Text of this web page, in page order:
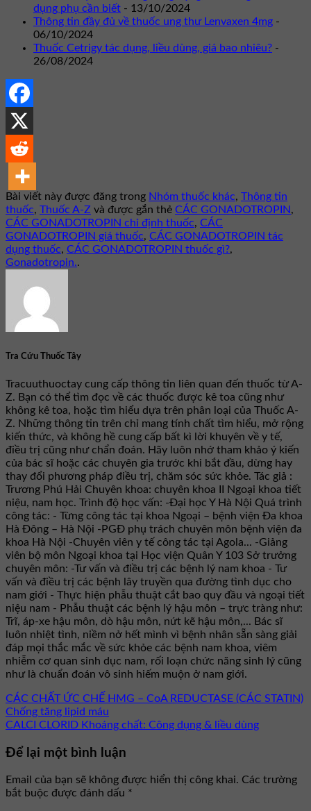
dụng phụ cần biết - 13/10/2024
Thông tin đầy đủ về thuốc ung thư Lenvaxen 4mg -
06/10/2024
Thuốc Cetrigy tác dụng, liều dùng, giá bao nhiêu? -
26/08/2024
Bài viết này được đăng trong Nhóm thuốc khác, Thông tin
thuốc, Thuốc A-Z và được gắn thẻ CÁC GONADOTROPIN,
CÁC GONADOTROPIN chỉ định thuốc, CÁC
GONADOTROPIN giá thuốc, CÁC GONADOTROPIN tác
dụng thuốc, CÁC GONADOTROPIN thuốc gì?,
Gonadotropin..
Tra Cứu Thuốc Tây
Tracuuthuoctay cung cấp thông tin liên quan đến thuốc từ A-
Z. Bạn có thể tìm đọc về các thuốc được kê toa cũng như
không kê toa, hoặc tìm hiểu dựa trên phân loại của Thuốc A-
Z. Những thông tin trên chỉ mang tính chất tìm hiểu, mở rộng
kiến thức, và không hề cung cấp bất kì lời khuyên về y tế,
điều trị cũng như chẩn đoán. Hãy luôn nhớ tham khảo ý kiến
của bác sĩ hoặc các chuyên gia trước khi bắt đầu, dừng hay
thay đổi phương pháp điều trị, chăm sóc sức khỏe. Tác giả :
Trương Phú Hải Chuyên khoa: chuyên khoa II Ngoại khoa tiết
niệu, nam học. Trình độ học vấn: -Đại học Y Hà Nội Quá trình
công tác: - Từng công tác tại khoa Ngoại – bệnh viện Đa khoa
Hà Đông – Hà Nội -PGĐ phụ trách chuyên môn bệnh viện đa
khoa Hà Nội -Chuyên viên y tế công tác tại Agola... -Giảng
viên bộ môn Ngoại khoa tại Học viện Quân Y 103 Sở trưởng
chuyên môn: -Tư vấn và điều trị các bệnh lý nam khoa - Tư
vấn và điều trị các bệnh lây truyền qua đường tình dục cho
nam giới - Thực hiện phẫu thuật cắt bao quy đầu và ngoại tiết
niệu nam - Phẫu thuật các bệnh lý hậu môn – trực tràng như:
Trĩ, áp-xe hậu môn, dò hậu môn, nứt kẽ hậu môn,... Bác sĩ
luôn nhiệt tình, niềm nở hết mình vì bệnh nhân sẵn sàng giải
đáp mọi thắc mắc về sức khỏe các bệnh nam khoa, viêm
nhiễm cơ quan sinh dục nam, rối loạn chức năng sinh lý cũng
như là chuẩn đoán vô sinh hiếm muộn ở nam giới.
CÁC CHẤT ỨC CHẾ HMG – CoA REDUCTASE (CÁC STATIN)
Chống tăng lipid máu
CALCI CLORID Khoáng chất: Công dụng & liều dùng
Để lại một bình luận
Email của bạn sẽ không được hiển thị công khai. Các trường
bắt buộc được đánh dấu *